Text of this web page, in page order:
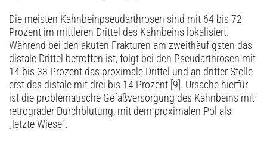
Die meisten Kahnbeinpseudarthrosen sind mit 64 bis 72
Prozent im mittleren Drittel des Kahnbeins lokalisiert.
Während bei den akuten Frakturen am zweithäufigsten das
distale Drittel betroffen ist, folgt bei den Pseudarthrosen mit
14 bis 33 Prozent das proximale Drittel und an dritter Stelle
erst das distale mit drei bis 14 Prozent [9]. Ursache hierfür
ist die problematische Gefäßversorgung des Kahnbeins mit
retrograder Durchblutung, mit dem proximalen Pol als
„letzte Wiese“.